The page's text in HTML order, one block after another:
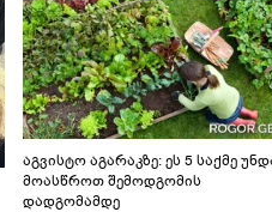
აგვისტო აგარაკზე: ეს 5 საქმე
მოასწროთ შემოდგომის
დადგომამდე